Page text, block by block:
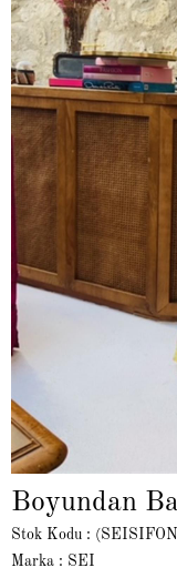
Boyundan
Stok Kodu
Marka : SEI